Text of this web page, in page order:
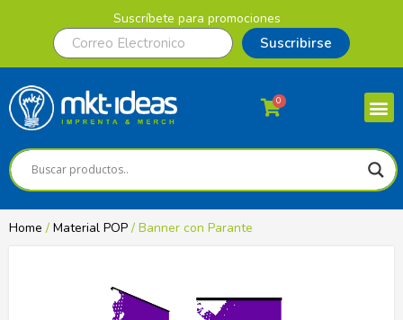
Suscríbete para promociones
Suscribirse
0
Home / Material POP / Banner con Parante